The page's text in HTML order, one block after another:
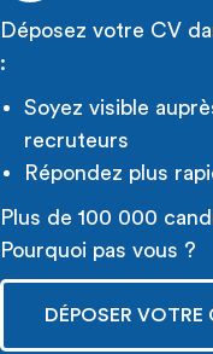
Déposez votre CV
:
Soyez visible
recruteurs
Répondez plus
Plus de 100 000
Pourquoi pas vous ?
DÉPOSER VOTRE